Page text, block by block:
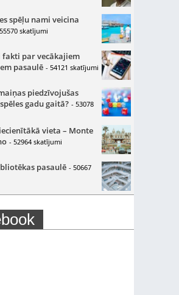
spēļu nami veicina
skatījumi
fakti par vecākajiem
pasaulē - 54121 skatījumi
piedzīvojušas
gadu gaitā? - 53078
vieta – Monte
- 52964 skatījumi
pasaulē - 50667